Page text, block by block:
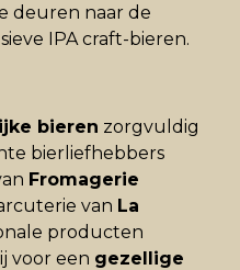
deuren naar de
IPA craft-bieren.
bieren zorgvuldig
bierliefhebbers
Fromagerie
van La
producten
voor een gezellige